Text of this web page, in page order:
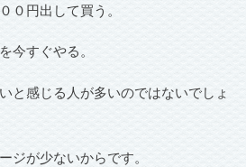
０円出して買う。
今すぐやる。
と感じる人が多いのではないでしょ
ジが少ないからです。